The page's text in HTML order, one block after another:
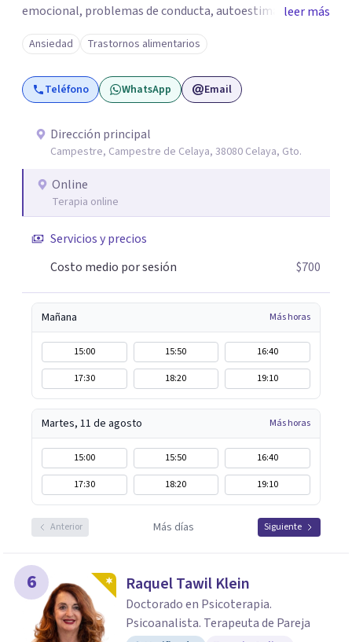
emocional, problemas de conducta, autoestima y
desarrollo de habilidades sociales y emocionales en
población infantil y juvenil. Me mantengo en constante
formación y actualización para brindar el
acompañamiento más efectivo a cada persona. Ofrezco
alimentación consciente, adaptado a las necesidades de
cada paciente y su familia. Atiendo de forma online.
Puedes reservar tu primera sesión directamente desde mi
perfil.
leer más
Ansiedad Trastornos alimentarios
Teléfono WhatsApp Email
Dirección principal
Campestre, Campestre de Celaya, 38080 Celaya, Gto.
Online
Terapia online
Servicios y precios
Costo medio por sesión
$700
Mañana Más horas
15:00 15:50
16:40
17:30
18:20 19:10
Martes, 11 de agosto Más horas
15:00 15:50
16:40
17:30
18:20 19:10
Anterior Más días Siguiente
6 Raquel Tawil Klein
Doctorado en Psicoterapia.
Psicoanalista. Terapeuta de Pareja